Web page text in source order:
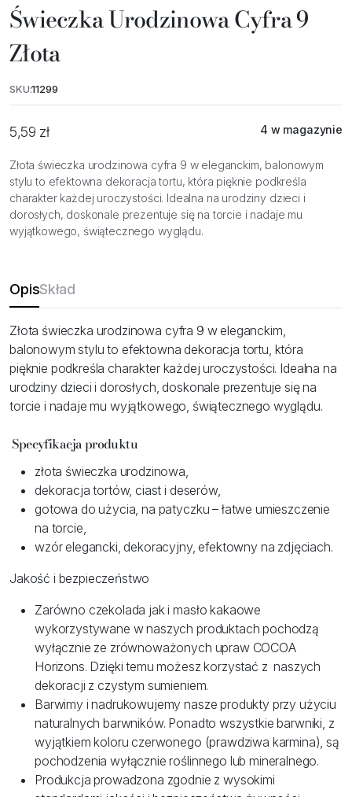
Świeczka Urodzinowa Cyfra 9
Złota
SKU:11299
5,59 zł 4 w magazynie
Złota świeczka urodzinowa cyfra 9 w eleganckim, balonowym
stylu to efektowna dekoracja tortu, która pięknie podkreśla
charakter każdej uroczystości. Idealna na urodziny dzieci i
dorosłych, doskonale prezentuje się na torcie i nadaje mu
wyjątkowego, świątecznego wyglądu.
OpisSkład
Złota świeczka urodzinowa cyfra 9 w eleganckim,
balonowym stylu to efektowna dekoracja tortu, która
pięknie podkreśla charakter każdej uroczystości. Idealna na
urodziny dzieci i dorosłych, doskonale prezentuje się na
torcie i nadaje mu wyjątkowego, świątecznego wyglądu.
Specyfikacja produktu
złota świeczka urodzinowa,
dekoracja tortów, ciast i deserów,
gotowa do użycia, na patyczku – łatwe umieszczenie
na torcie,
wzór elegancki, dekoracyjny, efektowny na zdjęciach.
Jakość i bezpieczeństwo
Zarówno czekolada jak i masło kakaowe
wykorzystywane w naszych produktach pochodzą
wyłącznie ze zrównoważonych upraw COCOA
Horizons. Dzięki temu możesz korzystać z naszych
dekoracji z czystym sumieniem.
Barwimy i nadrukowujemy nasze produkty przy użyciu
naturalnych barwników. Ponadto wszystkie barwniki, z
wyjątkiem koloru czerwonego (prawdziwa karmina), są
pochodzenia wyłącznie roślinnego lub mineralnego.
Produkcja prowadzona zgodnie z wysokimi